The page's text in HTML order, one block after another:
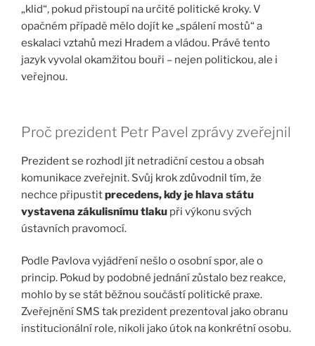
„klid“, pokud přistoupí na určité politické kroky. V
opačném případě mělo dojít ke „spálení mostů“ a
eskalaci vztahů mezi Hradem a vládou. Právě tento
jazyk vyvolal okamžitou bouři – nejen politickou, ale i
veřejnou.
Proč prezident Petr Pavel zprávy zveřejnil
Prezident se rozhodl jít netradiční cestou a obsah
komunikace zveřejnit. Svůj krok zdůvodnil tím, že
nechce připustitprecedens, kdy je hlava státu
vystavena zákulisnímu tlaku při výkonu svých
ústavních pravomocí.
Podle Pavlova vyjádření nešlo o osobní spor, ale o
princip. Pokud by podobné jednání zůstalo bez reakce,
mohlo by se stát běžnou součástí politické praxe.
Zveřejnění SMS tak prezident prezentoval jako obranu
institucionální role, nikoli jako útok na konkrétní osobu.